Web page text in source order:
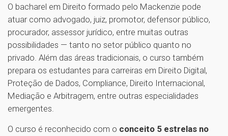
O bacharel em Direito formado pelo Mackenzie pode
atuar como advogado, juiz, promotor, defensor público,
procurador, assessor jurídico, entre muitas outras
possibilidades — tanto no setor público quanto no
privado. Além das áreas tradicionais, o curso também
prepara os estudantes para carreiras em Direito Digital,
Proteção de Dados, Compliance, Direito Internacional,
Mediação e Arbitragem, entre outras especialidades
emergentes.
O curso é reconhecido com o conceito 5 estrelas no